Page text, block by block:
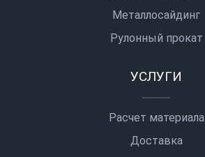
Металлосайдинг
Рулонный прокат
УСЛУГИ
Расчет материала
Доставка